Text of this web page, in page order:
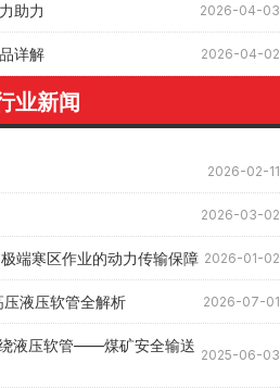
助力 2026-04-03
详解 2026-04-02
业新闻
2026-02-11
2026-03-02
端寒区作业的动力传输保障 2026-01-02
液压软管全解析 2026-07-01
液压软管——煤矿安全输送
2025-06-03